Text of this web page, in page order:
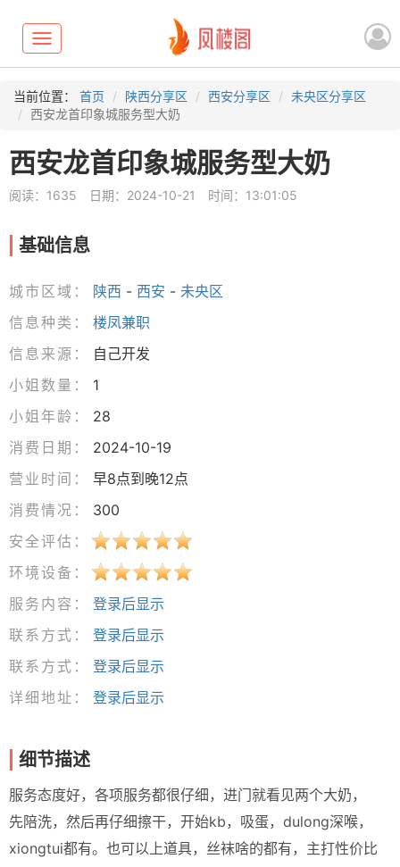
Toggle
navigation
当前位置： 首页 陕西分享区 西安分享区
未央区分享区
西安龙首印象城服务型大奶
西安龙首印象城服务型大奶
阅读：1635 日期：2024-10-21 时间：13:01:05
基础信息
城市区域： 陕西 - 西安 - 未央区
信息种类：
楼凤兼职
信息来源：
自己开发
小姐数量：
1
小姐年龄：
28
消费日期：
2024-10-19
营业时间：
早8点到晚12点
消费情况：
300
安全评估：
环境设备：
服务内容：
登录后显示
联系方式：
登录后显示
联系方式：
登录后显示
详细地址：
登录后显示
细节描述
服务态度好，各项服务都很仔细，进门就看见两个大奶，
先陪洗，然后再仔细擦干，开始kb，吸蛋，dulong深喉，
xiongtui都有。也可以上道具，丝袜啥的都有，主打性价比